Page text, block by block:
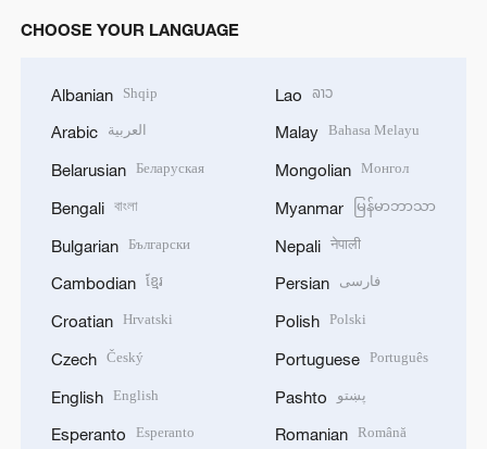
CHOOSE YOUR LANGUAGE
Albanian Shqip
Arabic العربية
Belarusian Беларуская
Bengali বাংলা
Bulgarian Български
Cambodian ខ្មែរ
Croatian Hrvatski
Czech Český
English English
Esperanto Esperanto
Lao ລາວ
Malay Bahasa Melayu
Mongolian Монгол
Myanmar မြန်မာဘာသာ
Nepali नेपाली
Persian فارسی
Polish Polski
Portuguese Português
Pashto پښتو
Romanian Română